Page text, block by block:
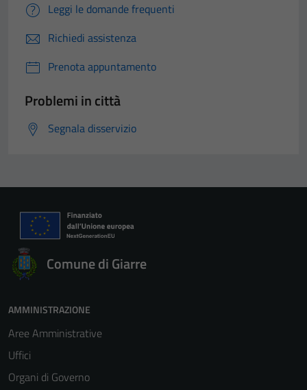
Leggi le domande frequenti
Richiedi assistenza
Prenota appuntamento
Problemi in città
Segnala disservizio
Comune di Giarre
AMMINISTRAZIONE
Aree Amministrative
Uffici
Organi di Governo